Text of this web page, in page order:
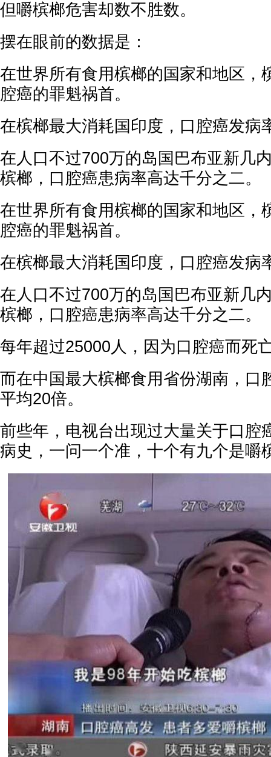
但嚼槟榔危害却数不胜数。
摆在眼前的数据是：
在世界所有食用槟榔的国家和地区，
腔癌的罪魁祸首。
在槟榔最大消耗国印度，口腔癌发病
在人口不过700万的岛国巴布亚新几
槟榔，口腔癌患病率高达千分之二。
在世界所有食用槟榔的国家和地区，
腔癌的罪魁祸首。
在槟榔最大消耗国印度，口腔癌发病
在人口不过700万的岛国巴布亚新几
槟榔，口腔癌患病率高达千分之二。
每年超过25000人，因为口腔癌而死
而在中国最大槟榔食用省份湖南，口
平均20倍。
前些年，电视台出现过大量关于口腔
病史，一问一个准，十个有九个是嚼